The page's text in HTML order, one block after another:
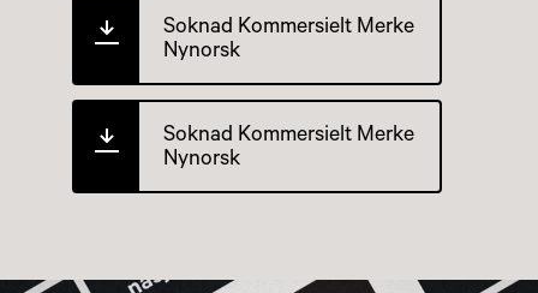
Soknad Kommersielt Merke
Nynorsk
Soknad Kommersielt Merke
Nynorsk